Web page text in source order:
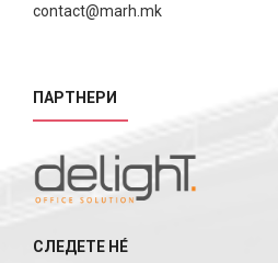
contact@marh.mk
ПАРТНЕРИ
СЛЕДЕТЕ НÉ